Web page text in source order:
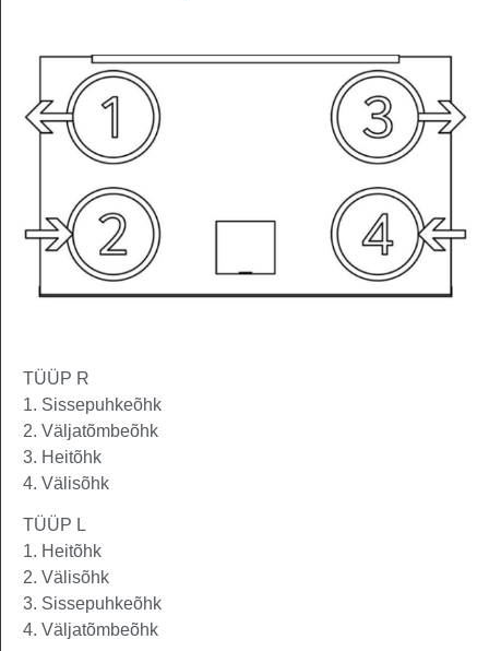
TÜÜP R
1. Sissepuhkeõhk
2. Väljatõmbeõhk
3. Heitõhk
4. Välisõhk
TÜÜP L
1. Heitõhk
2. Välisõhk
3. Sissepuhkeõhk
4. Väljatõmbeõhk